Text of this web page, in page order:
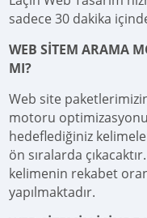
sadece 30 dakika
WEB SİTEM ARAMA
MI?
Web site
motoru
hedeflediğiniz
ön sıralarda
kelimenin rekabet
yapılmaktadır.